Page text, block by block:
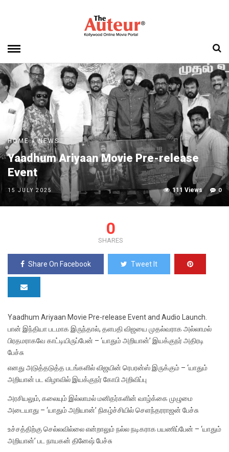
HOME»NEWS
Yaadhum Ariyaan Movie Pre-release
Event
15 JULY 2025 0
111 Views
0
SHARES
Share On Facebook Tweet It
Yaadhum Ariyaan Movie Pre-release Event and Audio Launch.
பான் இந்தியா படமாக இருந்தால், தளபதி விஜயை முதல்வராக அல்லாமல்
பிரதமராகவே காட்டியிருப்பேன் – ‘யாதும் அறியான்’ இயக்குநர் அதிரடி
பேச்சு
எனது அடுத்தடுத்த படங்களில் விஜயின் ரெபரன்ஸ் இருக்கும் – ‘யாதும்
அறியான் பட விழாவில் இயக்குநர் கோபி அறிவிப்பு
அரசியலும், கலையும் இல்லாமல் மனிதர்களின் வாழ்க்கை முழுமை
அடையாது – ‘யாதும் அறியான்’ நிகழ்ச்சியில் செளந்தரராஜன் பேச்சு
உச்சத்திற்கு செல்லவில்லை என்றாலும் நல்ல நடிகராக பயணிப்பேன் – ‘யாதும்
அறியான்’ பட நாயகன் தினேஷ் பேச்சு